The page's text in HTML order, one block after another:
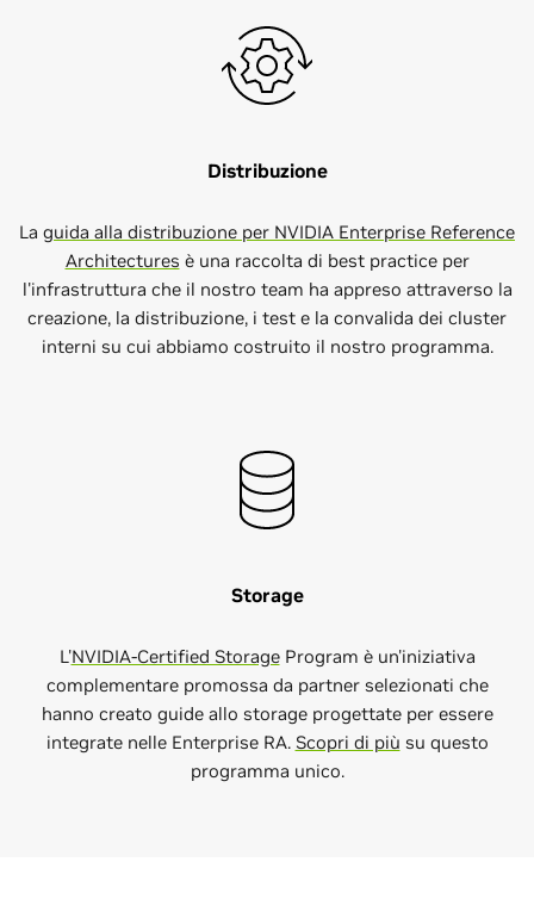
Distribuzione
La guida alla distribuzione per NVIDIA Enterprise Reference
Architectures è una raccolta di best practice per
l'infrastruttura che il nostro team ha appreso attraverso la
creazione, la distribuzione, i test e la convalida dei cluster
interni su cui abbiamo costruito il nostro programma.
Storage
L'NVIDIA-Certified StorageProgram è un'iniziativa
complementare promossa da partner selezionati che
hanno creato guide allo storage progettate per essere
integrate nelle Enterprise RA. Scopri di più su questo
programma unico.